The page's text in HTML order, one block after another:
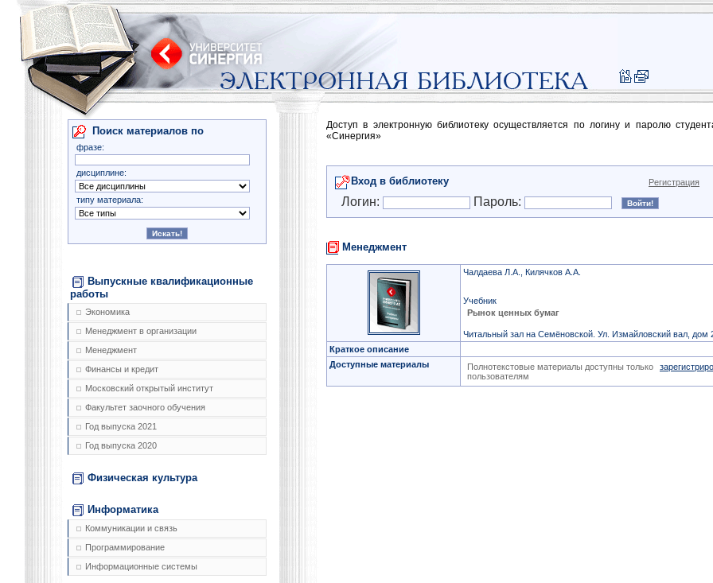
Поиск материалов по
фразе:
дисциплине:
типу материала:
Выпускные квалификационные
работы
Экономика
Менеджмент в организации
Менеджмент
Финансы и кредит
Московский открытый институт
Факультет заочного обучения
Год выпуска 2021
Год выпуска 2020
Физическая культура
Информатика
Коммуникации и связь
Программирование
Информационные системы
Доступ в электронную библиотеку осуществляется по логину и паролю
«Синергия»
Вход в библиотеку Регистрация
Логин: Пароль:
Менеджмент
Чалдаева Л.А., Килячков А.А.
Учебник
Рынок ценных бумаг
Читальный зал на Семёновской. Ул. Измайловский вал, дом
Краткое описание
Доступные материалы
Полнотекстовые материалы доступны только
пользователям